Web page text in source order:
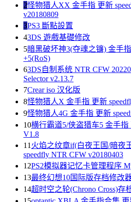
2怪物猎人XX 金手指 更新
v20180809
3PS3 斷點設置
43DS 遊戲基礎修改
5暗黑破坏神3(夺魂之镰) 金手
+5(RoS)
63DS自制系统 NTR CFW
Selector v2.13.7
7Crear iso 汉化版
8怪物猎人X 金手指 更新
9怪物猎人4G 金手指 更新
10横行霸道5/侠盗猎车5 金手
V1.8
11 火焰之纹章if(白夜王国/暗夜
speedfly NTR CFW v20180403
12PS2模拟器记忆卡管理程序
13最终幻想10国际版存档修改
14超时空之轮(Chrono Cross)存